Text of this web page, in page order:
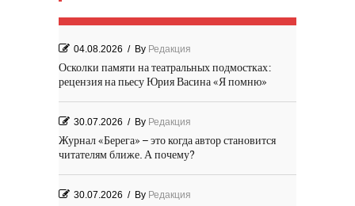
04.08.2026 / By Редакция
Осколки памяти на театральных подмостках:
рецензия на пьесу Юрия Васина «Я помню»
30.07.2026 / By Редакция
Журнал «Берега» – это когда автор становится
читателям ближе. А почему?
30.07.2026 / By Редакция